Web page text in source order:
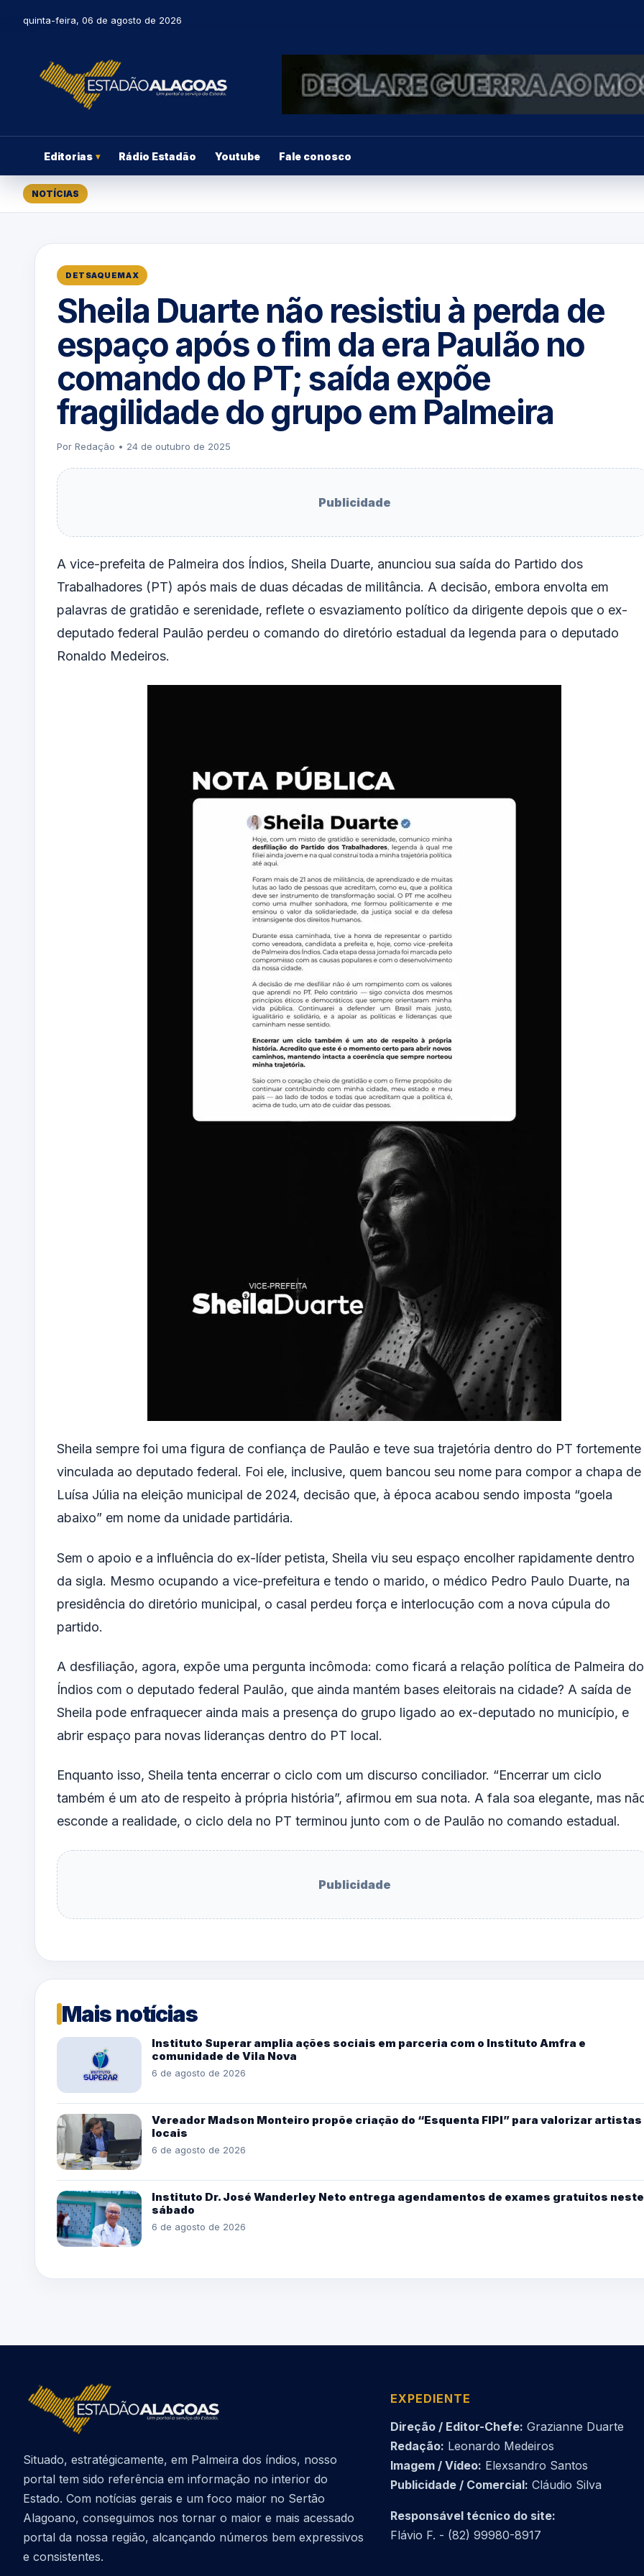
quinta-feira, 06 de agosto de 2026
Editorias ▾ Rádio Estadão Youtube Fale conosco
NOTÍCIAS
DETSAQUEMAX
Sheila Duarte não resistiu à perda de
espaço após o fim da era Paulão no
comando do PT; saída expõe
fragilidade do grupo em Palmeira
Por Redação • 24 de outubro de 2025
Publicidade
A vice-prefeita de Palmeira dos Índios, Sheila Duarte, anunciou sua saída do Partido dos
Trabalhadores (PT) após mais de duas décadas de militância. A decisão, embora envolta em
palavras de gratidão e serenidade, reflete o esvaziamento político da dirigente depois que o ex-
deputado federal Paulão perdeu o comando do diretório estadual da legenda para o deputado
Ronaldo Medeiros.
Sheila sempre foi uma figura de confiança de Paulão e teve sua trajetória dentro do PT fortemente
vinculada ao deputado federal. Foi ele, inclusive, quem bancou seu nome para compor a chapa de
Luísa Júlia na eleição municipal de 2024, decisão que, à época acabou sendo imposta “goela
abaixo” em nome da unidade partidária.
Sem o apoio e a influência do ex-líder petista, Sheila viu seu espaço encolher rapidamente dentro
da sigla. Mesmo ocupando a vice-prefeitura e tendo o marido, o médico Pedro Paulo Duarte, na
presidência do diretório municipal, o casal perdeu força e interlocução com a nova cúpula do
partido.
A desfiliação, agora, expõe uma pergunta incômoda: como ficará a relação política de Palmeira
Índios com o deputado federal Paulão, que ainda mantém bases eleitorais na cidade? A saída de
Sheila pode enfraquecer ainda mais a presença do grupo ligado ao ex-deputado no município, e
abrir espaço para novas lideranças dentro do PT local.
Enquanto isso, Sheila tenta encerrar o ciclo com um discurso conciliador. “Encerrar um ciclo
também é um ato de respeito à própria história”, afirmou em sua nota. A fala soa elegante, mas
esconde a realidade, o ciclo dela no PT terminou junto com o de Paulão no comando estadual.
Publicidade
Mais notícias
Instituto Superar amplia ações sociais em parceria com o Instituto Amfra e
comunidade de Vila Nova
6 de agosto de 2026
Vereador Madson Monteiro propõe criação do “Esquenta FIPI” para valorizar artistas
locais
6 de agosto de 2026
Instituto Dr. José Wanderley Neto entrega agendamentos de exames gratuitos neste
sábado
6 de agosto de 2026
Situado, estratégicamente, em Palmeira dos índios, nosso
portal tem sido referência em informação no interior do
Estado. Com notícias gerais e um foco maior no Sertão
Alagoano, conseguimos nos tornar o maior e mais acessado
portal da nossa região, alcançando números bem expressivos
e consistentes.
EXPEDIENTE
Direção / Editor-Chefe: Grazianne Duarte
Redação: Leonardo Medeiros
Imagem / Vídeo: Elexsandro Santos
Publicidade / Comercial: Cláudio Silva
Responsável técnico do site:
Flávio F. - (82) 99980-8917